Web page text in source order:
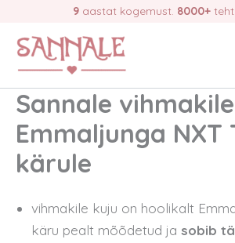
content
9 aastat kogemust. 8000+
Sannale vihmakile
Emmaljunga NXT
kärule
vihmakile kuju on hoolikalt
käru pealt mõõdetud ja sobib